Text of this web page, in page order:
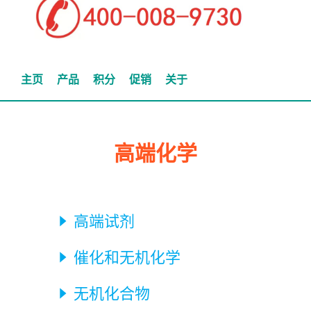
主页 产品 积分 促销 关于
高端化学
 高端试剂
 催化和无机化学
 无机化合物